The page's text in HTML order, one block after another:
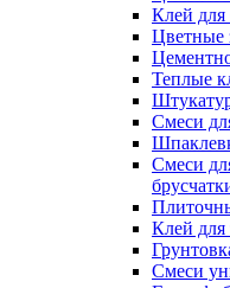
Клей для
Цветные
Теплые
Смеси
Смеси
Клей для
Смеси